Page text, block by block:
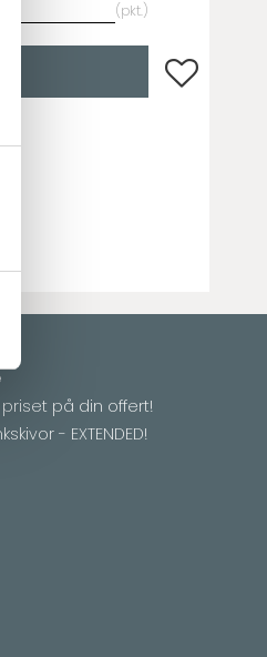
pkt.
Lägg till i
på din offert!
- EXTENDED!